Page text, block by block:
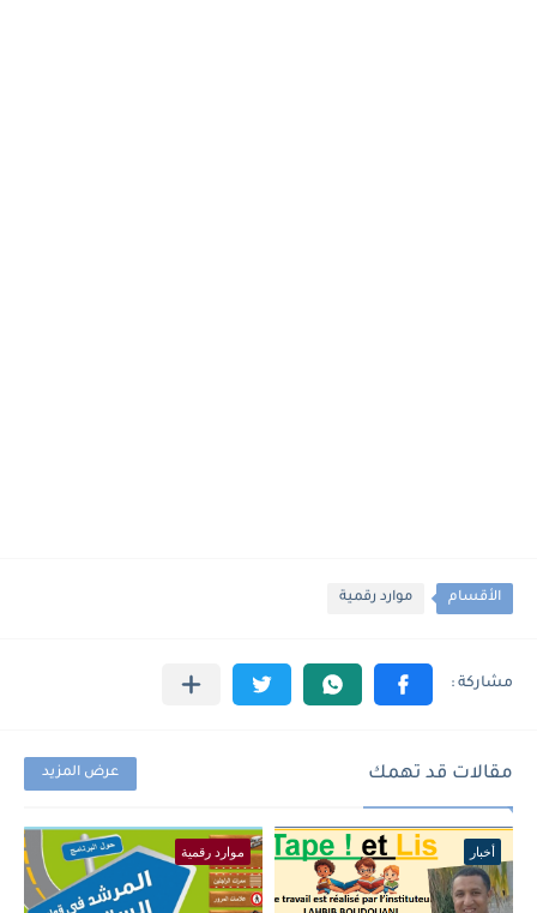
الأقسام موارد رقمية
مقالات قد تهمك عرض المزيد
أخبار موارد رقمية